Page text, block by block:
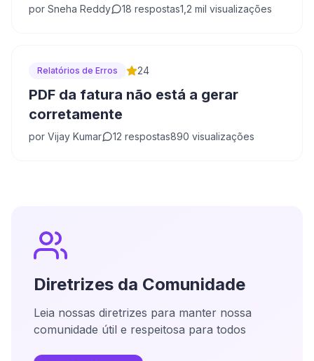
por Sneha Reddy 18 respostas1,2 mil visualizações
Relatórios de Erros 24
PDF da fatura não está a gerar
corretamente
por Vijay Kumar 12 respostas890 visualizações
Diretrizes da Comunidade
Leia nossas diretrizes para manter nossa
comunidade útil e respeitosa para todos